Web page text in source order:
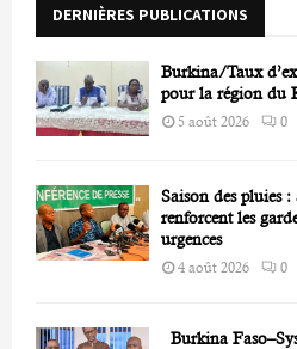
DERNIÈRES PUBLICATIONS
Burkina/Taux
pour la région du
5 août 2026 0
Saison des pluies
renforcent les
urgences
4 août 2026 0
Burkina